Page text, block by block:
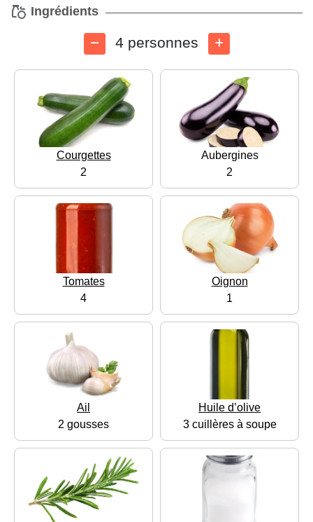
Ingrédients
4 personnes
Courgettes
2
Aubergines
2
Tomates
4
Oignon
1
Ail
2 gousses
Huile d’olive
3 cuillères à soupe